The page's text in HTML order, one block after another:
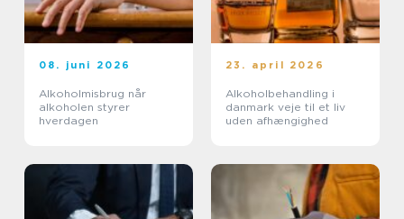
08. juni 2026
Alkoholmisbrug når
alkoholen styrer
hverdagen
23. april 2026
Alkoholbehandling i
danmark veje til et liv
uden afhængighed